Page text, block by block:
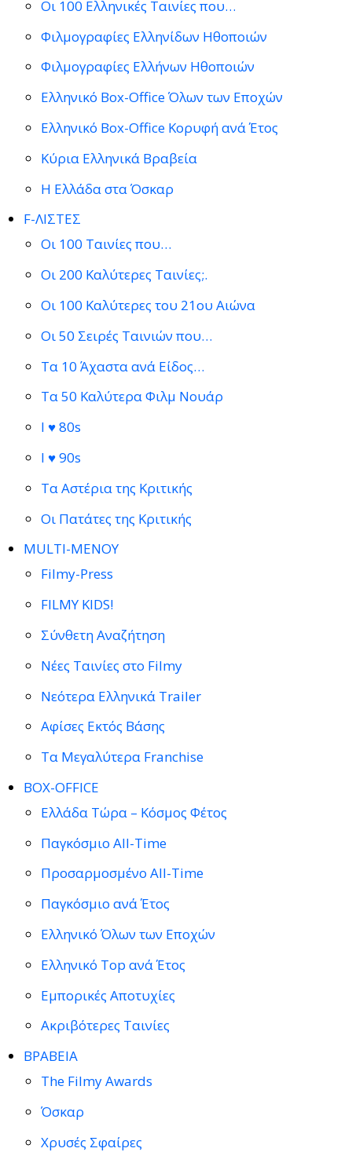
Οι 100 Ελληνικές Ταινίες που…
Φιλμογραφίες Ελληνίδων Ηθοποιών
Φιλμογραφίες Ελλήνων Ηθοποιών
Ελληνικό Box-Office Όλων των Εποχών
Ελληνικό Box-Office Κορυφή ανά Έτος
Κύρια Ελληνικά Βραβεία
Η Ελλάδα στα Όσκαρ
F-ΛΙΣΤΕΣ
Οι 100 Ταινίες που…
Οι 200 Καλύτερες Ταινίες;.
Οι 100 Καλύτερες του 21ου Αιώνα
Οι 50 Σειρές Ταινιών που…
Τα 10 Άχαστα ανά Είδος…
Τα 50 Καλύτερα Φιλμ Νουάρ
I ♥ 80s
I ♥ 90s
Τα Αστέρια της Κριτικής
Οι Πατάτες της Κριτικής
MULTI-ΜΕΝΟΥ
Filmy-Press
FILMY KIDS!
Σύνθετη Αναζήτηση
Νέες Ταινίες στο Filmy
Νεότερα Ελληνικά Trailer
Αφίσες Εκτός Βάσης
Τα Μεγαλύτερα Franchise
BOX-OFFICE
Ελλάδα Τώρα – Κόσμος Φέτος
Παγκόσμιο All-Time
Προσαρμοσμένο All-Time
Παγκόσμιο ανά Έτος
Ελληνικό Όλων των Εποχών
Ελληνικό Top ανά Έτος
Εμπορικές Αποτυχίες
Ακριβότερες Ταινίες
ΒΡΑΒΕΙΑ
The Filmy Awards
Όσκαρ
Χρυσές Σφαίρες